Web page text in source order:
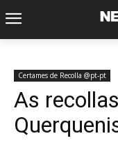
Certames de Recolla @pt-pt
As